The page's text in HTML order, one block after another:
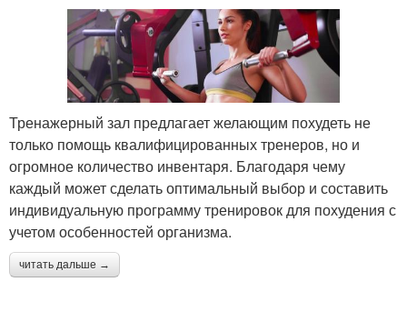
Тренажерный зал предлагает желающим похудеть не
только помощь квалифицированных тренеров, но и
огромное количество инвентаря. Благодаря чему
каждый может сделать оптимальный выбор и составить
индивидуальную программу тренировок для похудения с
учетом особенностей организма.
читать дальше →